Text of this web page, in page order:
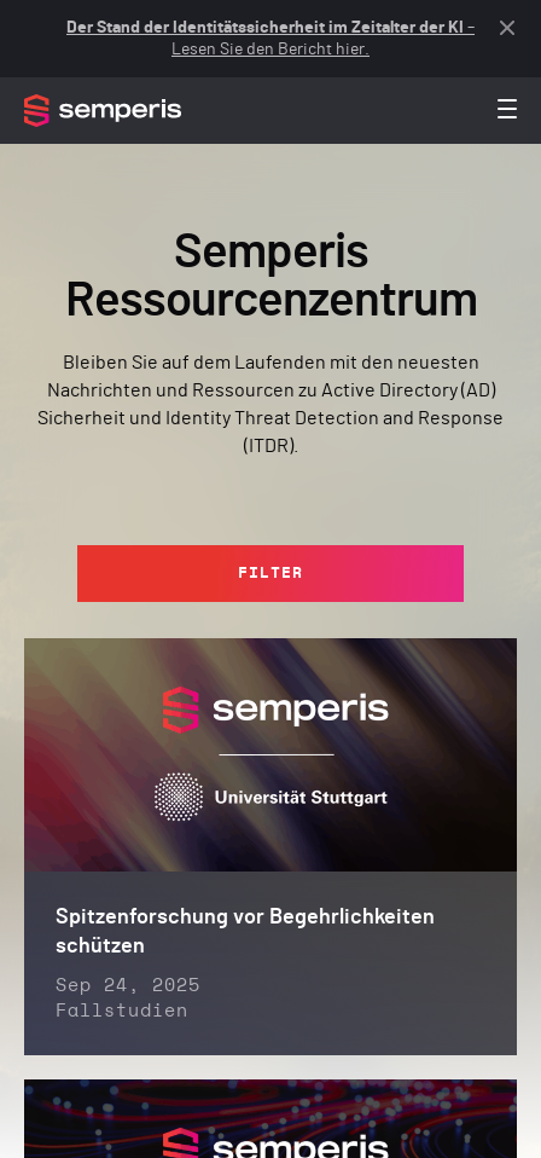
Der Stand der Identitätssicherheit im Zeitalter der KI –
Lesen Sie den Bericht hier.
Semperis
Ressourcenzentrum
Bleiben Sie auf dem Laufenden mit den neuesten
Nachrichten und Ressourcen zu Active Directory (AD)
Sicherheit und Identity Threat Detection and Response
(ITDR).
FILTER
Spitzenforschung vor Begehrlichkeiten
schützen
Sep 24, 2025
Fallstudien